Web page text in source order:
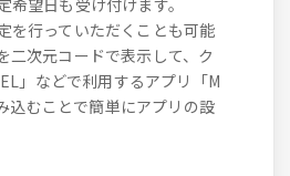
を行っていただくことも可能
二次元コードで表示して、ク
」などで利用するアプリ「M
込むことで簡単にアプリの設